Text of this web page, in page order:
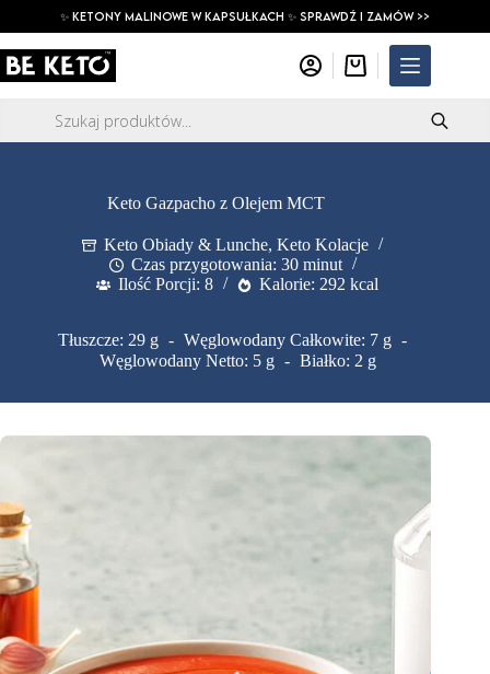
treści
✨ ketony malinowe w kapsułkach ✨ SPRAWDŹ I ZAMÓW >>
Koszyk
produktów
Keto Gazpacho z Olejem MCT
Keto Obiady & Lunche,Keto Kolacje
Czas przygotowania: 30 minut
Ilość Porcji: 8
Kalorie: 292 kcal
Tłuszcze: 29 g
Węglowodany Całkowite: 7 g
Węglowodany Netto: 5 g
Białko: 2 g